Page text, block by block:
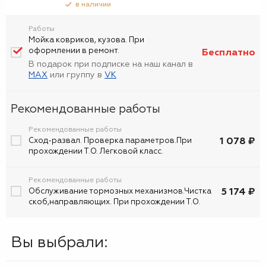
в наличии
Работы
Мойка ковриков, кузова. При
оформлении в ремонт.
В подарок при подписке на наш канал в
MAX или группу в VK
Бесплатно
Рекомендованные работы
Рекомендованные работы
Сход-развал. Проверка параметров.При
прохождении Т.О. Легковой класс.
1 078 ₽
Рекомендованные работы
Обслуживание тормозных механизмов.Чистка
скоб,направляющих. При прохождении Т.О.
5 174 ₽
Вы выбрали: